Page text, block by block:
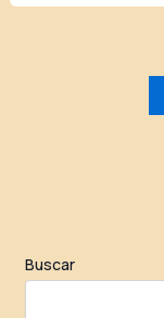
Buscar